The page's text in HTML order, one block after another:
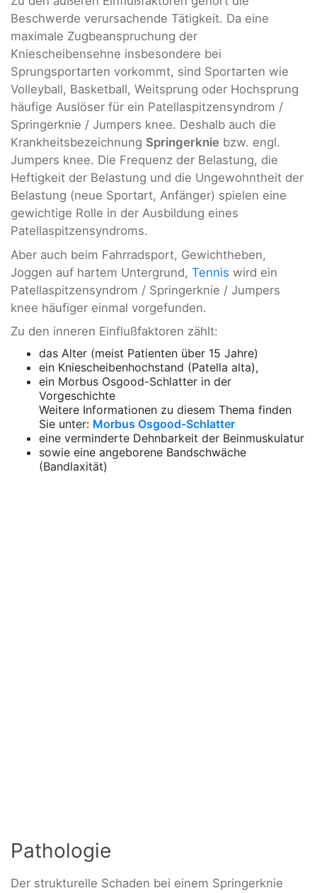
Beschwerde verursachende Tätigkeit. Da eine
maximale Zugbeanspruchung der
Kniescheibensehne insbesondere bei
Sprungsportarten vorkommt, sind Sportarten wie
Volleyball, Basketball, Weitsprung oder Hochsprung
häufige Auslöser für ein Patellaspitzensyndrom /
Springerknie / Jumpers knee. Deshalb auch die
Krankheitsbezeichnung Springerknie bzw. engl.
Jumpers knee. Die Frequenz der Belastung, die
Heftigkeit der Belastung und die Ungewohntheit der
Belastung (neue Sportart, Anfänger) spielen eine
gewichtige Rolle in der Ausbildung eines
Patellaspitzensyndroms.
Aber auch beim Fahrradsport, Gewichtheben,
Joggen auf hartem Untergrund, Tennis wird ein
Patellaspitzensyndrom / Springerknie / Jumpers
knee häufiger einmal vorgefunden.
Zu den inneren Einflußfaktoren zählt:
das Alter (meist Patienten über 15 Jahre)
ein Kniescheibenhochstand (Patella alta),
ein Morbus Osgood-Schlatter in der
Vorgeschichte
Weitere Informationen zu diesem Thema finden
Sie unter: Morbus Osgood-Schlatter
eine verminderte Dehnbarkeit der Beinmuskulatur
sowie eine angeborene Bandschwäche
(Bandlaxität)
Pathologie
Der strukturelle Schaden bei einem Springerknie